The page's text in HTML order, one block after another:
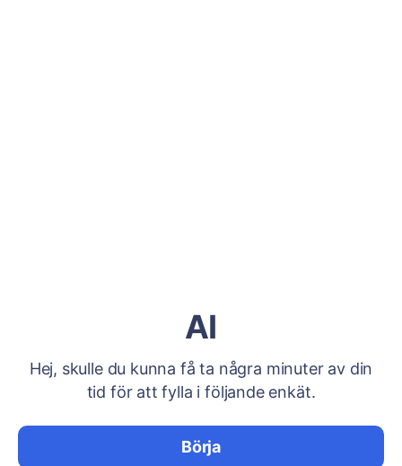
AI
Hej, skulle du kunna få ta några minuter av din
tid för att fylla i följande enkät.
Börja